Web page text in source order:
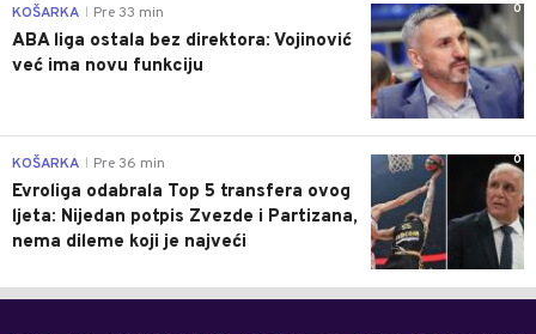
0
KOŠARKA Pre 33 min
ABA liga ostala bez direktora: Vojinović
već ima novu funkciju
0
KOŠARKA Pre 36 min
Evroliga odabrala Top 5 transfera ovog
ljeta: Nijedan potpis Zvezde i Partizana,
nema dileme koji je najveći